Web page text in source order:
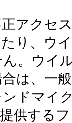
アクセ
り、ウ
。ウイ
は、一
ドマイ
供する